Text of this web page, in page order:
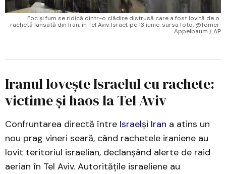
Foc și fum se ridică dintr-o clădire distrusă care a fost lovită de o
rachetă lansată din Iran, în Tel Aviv, Israel, pe 13 iunie. sursa foto: @Tomer
Appelbaum / AP
Iranul lovește Israelul cu rachete:
victime și haos la Tel Aviv
Confruntarea directă între Israelși Iran a atins un
nou prag vineri seară, când rachetele iraniene au
lovit teritoriul israelian, declanșând alerte de raid
aerian în Tel Aviv. Autoritățile israeliene au